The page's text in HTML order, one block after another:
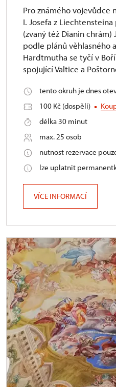
Pro známého vojevůdce
I. Josefa z
(zvaný též Dianin chrám)
podle plánů věhlasného
Hardtmutha se tyčí v
spojující Valtice a
tento okruh je dnes
100 Kč (dospělí)
délka 30 minut
max. 25 osob
nutnost rezervace
lze uplatnit
VÍCE INFORMACÍ